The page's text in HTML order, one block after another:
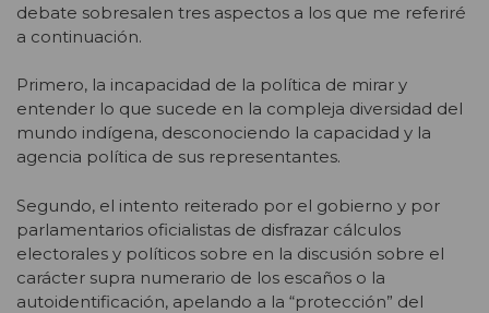
debate sobresalen tres aspectos a los que me referiré
a continuación.
Primero, la incapacidad de la política de mirar y
entender lo que sucede en la compleja diversidad del
mundo indígena, desconociendo la capacidad y la
agencia política de sus representantes.
Segundo, el intento reiterado por el gobierno y por
parlamentarios oficialistas de disfrazar cálculos
electorales y políticos sobre en la discusión sobre el
carácter supra numerario de los escaños o la
autoidentificación, apelando a la “protección” del